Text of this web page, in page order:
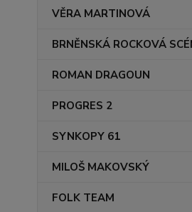
VĚRA MARTINOVÁ
BRNĚNSKÁ ROCKOVÁ
ROMAN DRAGOUN
PROGRES 2
SYNKOPY 61
MILOŠ MAKOVSKÝ
FOLK TEAM